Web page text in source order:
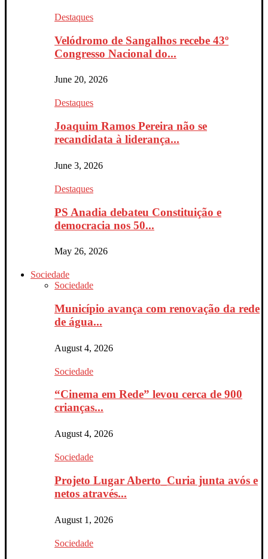
Destaques
Velódromo de Sangalhos recebe 43º
Congresso Nacional do...
June 20, 2026
Destaques
Joaquim Ramos Pereira não se
recandidata à liderança...
June 3, 2026
Destaques
PS Anadia debateu Constituição e
democracia nos 50...
May 26, 2026
Sociedade
Sociedade
Município avança com renovação da rede
de água...
August 4, 2026
Sociedade
“Cinema em Rede” levou cerca de 900
crianças...
August 4, 2026
Sociedade
Projeto Lugar Aberto_Curia junta avós e
netos através...
August 1, 2026
Sociedade